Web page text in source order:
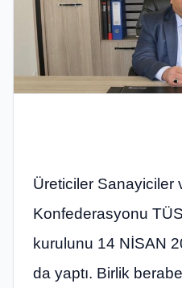
Üreticiler Sanayiciler
Konfederasyonu
kurulunu 14 NİSAN
da yaptı. Birlik